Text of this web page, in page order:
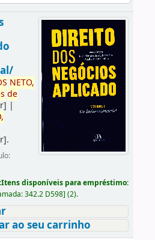
NETO,
de
|
.
Itens disponíveis para empréstimo:
342.2 D598] (2).
ao seu carrinho